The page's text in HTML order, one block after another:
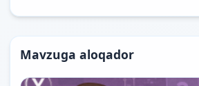
Mavzuga aloqador